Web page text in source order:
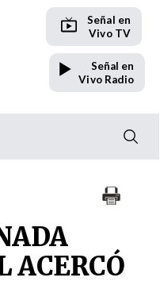
Señal en
Vivo TV
Señal en
Vivo Radio
ACERCÓ